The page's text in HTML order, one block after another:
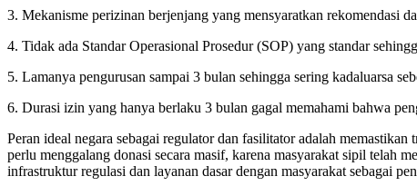
3. Mekanisme perizinan berjenjang yang mensyaratkan rekomendasi
4. Tidak ada Standar Operasional Prosedur (SOP) yang standar
5. Lamanya pengurusan sampai 3 bulan sehingga sering kadaluarsa
6. Durasi izin yang hanya berlaku 3 bulan gagal memahami bahwa
Peran ideal negara sebagai regulator dan fasilitator adalah
perlu menggalang donasi secara masif, karena masyarakat sipil telah
infrastruktur regulasi dan layanan dasar dengan masyarakat sebagai